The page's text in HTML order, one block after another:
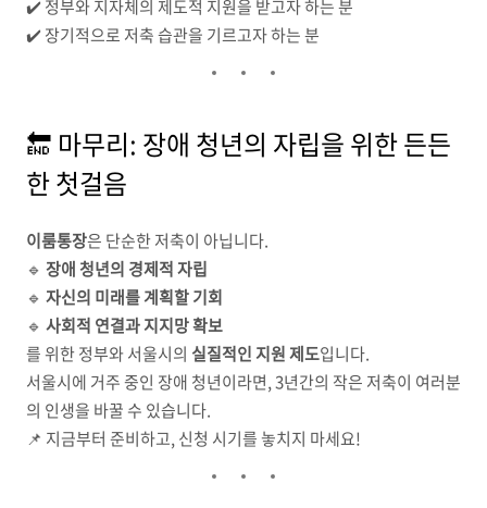
✔️ 정부와 지자체의 제도적 지원을 받고자 하는 분
✔️ 장기적으로 저축 습관을 기르고자 하는 분
🔚 마무리: 장애 청년의 자립을 위한 든든
한 첫걸음
이룸통장은 단순한 저축이 아닙니다.
🔹 장애 청년의 경제적 자립
🔹 자신의 미래를 계획할 기회
🔹 사회적 연결과 지지망 확보
를 위한 정부와 서울시의 실질적인 지원 제도입니다.
서울시에 거주 중인 장애 청년이라면, 3년간의 작은 저축이 여러분
의 인생을 바꿀 수 있습니다.
📌 지금부터 준비하고, 신청 시기를 놓치지 마세요!